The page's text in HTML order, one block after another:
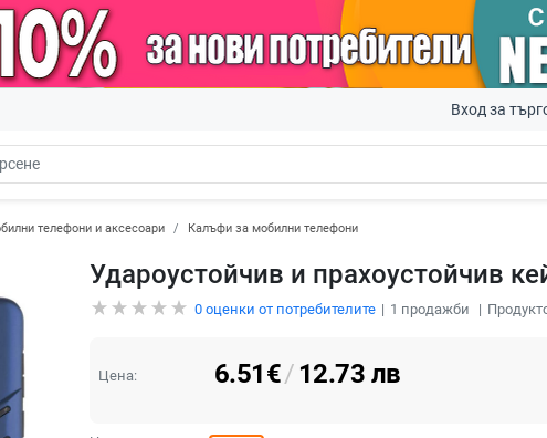
Вход за
телефони и аксесоари Калъфи за мобилни телефони
Удароустойчив и прахоустойчив
0оценки от потребителите 1 продажби
Цена: 6.51€/ 12.73 лв